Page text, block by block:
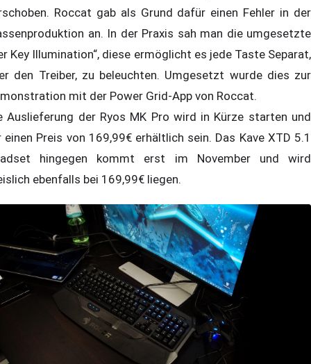
Roccat gab als Grund dafür einen Fehler in der
an. In der Praxis sah man die umgesetzte
Key Illumination“, diese ermöglicht es jede Taste Separat,
den Treiber, zu beleuchten. Umgesetzt wurde dies zur
mit der Power Grid-App von Roccat.
Auslieferung der Ryos MK Pro wird in Kürze starten und
einen Preis von 169,99€ erhältlich sein. Das Kave XTD 5.1
hingegen kommt erst im November und wird
ebenfalls bei 169,99€ liegen.